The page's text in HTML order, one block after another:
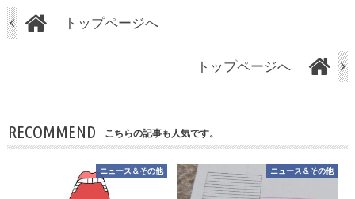
トップページへ
トップページへ
RECOMMEND こちらの記事も人気です。
ニュース＆その他 ニュース＆その他